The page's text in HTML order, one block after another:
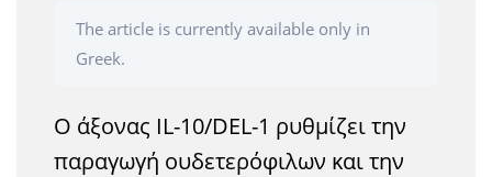
The article is currently available only in
Greek.
O άξονας IL-10/DEL-1 ρυθμίζει την
παραγωγή ουδετερόφιλων και την